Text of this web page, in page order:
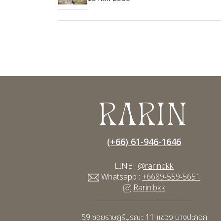
(+66) 61-946-1646
LINE : @rarinbkk
Whatsapp :+6689-559-5651
Rarin.bkk
59 ซอยราษฎร์บูรณะ 11 แขวง บางปะกอก